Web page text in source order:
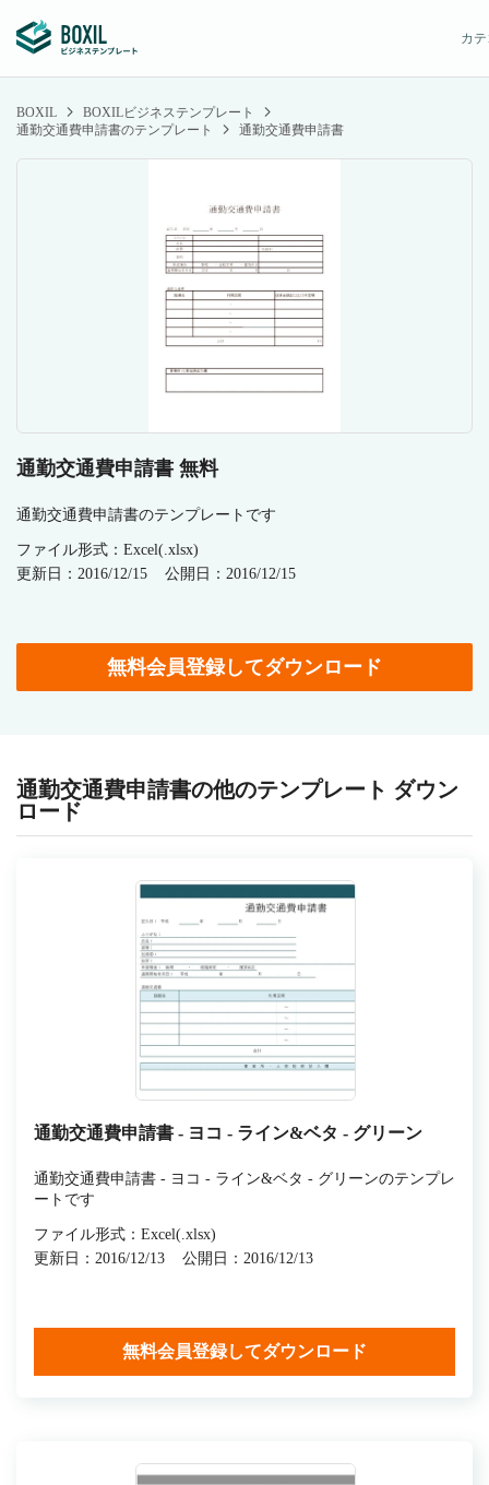
カ
BOXIL
BOXILビジネステンプレート
通勤交通費申請書のテンプレート
通勤交通費申請書
通勤交通費申請書 無料
通勤交通費申請書のテンプレートです
ファイル形式：Excel(.xlsx)
更新日：2016/12/15
公開日：2016/12/15
無料会員登録してダウンロード
通勤交通費申請書の他のテンプレート ダウン
ロード
通勤交通費申請書 - ヨコ - ライン&ベタ - グリーン
通勤交通費申請書 - ヨコ - ライン&ベタ - グリーンのテンプレ
ートです
ファイル形式：Excel(.xlsx)
更新日：2016/12/13
公開日：2016/12/13
無料会員登録してダウンロード